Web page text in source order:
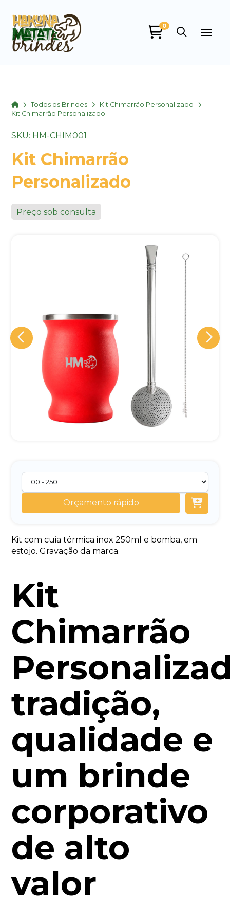
0
HomeTodos os Brindes
Kit Chimarrão Personalizado
Kit Chimarrão Personalizado
SKU: HM-CHIM001
Kit Chimarrão
Personalizado
Preço sob consulta
Orçamento rápido
Kit com cuia térmica inox 250ml e bomba, em
estojo. Gravação da marca.
Kit
Chimarrão
tradição,
qualidade e
um brinde
corporativo
de alto
valor